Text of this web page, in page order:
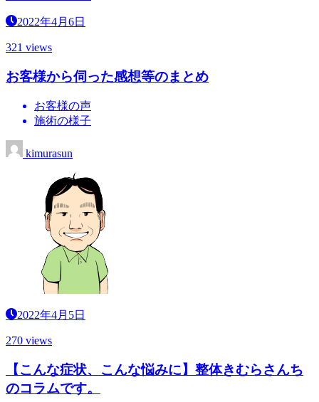
2022年4月6日
321 views
お客様から伺った感想等のまとめ
お客様の声
施術の様子
kimurasun
2022年4月5日
270 views
【こんな症状、こんな悩みに】整体きむらさんち
のコラムです。